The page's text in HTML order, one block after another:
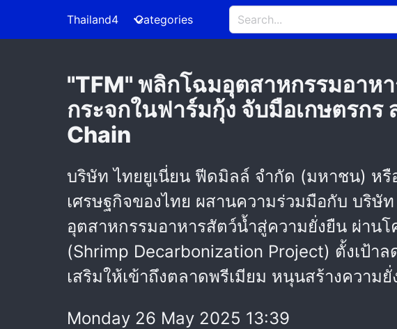
Thailand4 Categories
"TFM" พลิกโฉมอุตสาหกรรมอาห
กระจกในฟาร์มกุ้ง จับมือเกษตรก
Chain
บริษัท ไทยยูเนี่ยน ฟีดมิลล์ จำกัด (มหาชน) หรื
เศรษฐกิจของไทย ผสานความร่วมมือกับ บริษั
อุตสาหกรรมอาหารสัตว์น้ำสู่ความยั่งยืน ผ่านโ
(Shrimp Decarbonization Project) ตั้งเป้า
เสริมให้เข้าถึงตลาดพรีเมียม หนุนสร้างความ
Monday 26 May 2025 13:39